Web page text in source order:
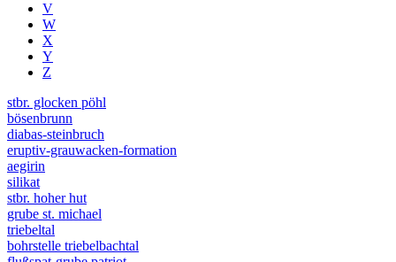
V
W
X
Y
Z
stbr. glocken pöhl
bösenbrunn
diabas-steinbruch
eruptiv-grauwacken-formation
aegirin
silikat
stbr. hoher hut
grube st. michael
triebeltal
bohrstelle triebelbachtal